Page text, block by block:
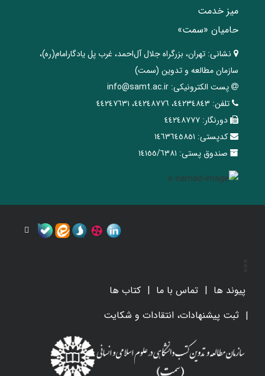
میز خدمت
حامیان «سمت»
نشانی: تهران، ‌بزرگراه ‌جلال آل‌احمد، غرب پل يادگار‌امام(ره)‌،
سازمان مطالعه و تدوین‌ (سمت)
پست الکترونیکی: info@samt.ac.ir
تلفن: ٤٤٢٣٤٨٤٣، ٤٤٢٤٨٧٧٦، ٤٤٢٤٧٦٣١
دورنگار: ٤٤٢٤٨٧٧٧
کدپستی: ١٤٦٣٦٤٥٨٥١
صندوق پستی: ١٤١٥٥/٦٣٨١
پیوند ها تماس با ما
کتاب ها
ثبت پیشنهادات، انتقادات و شکایت